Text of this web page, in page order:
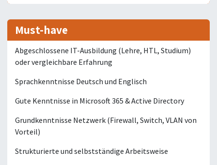
Must-have
Abgeschlossene IT-Ausbildung (Lehre, HTL, Studium)
oder vergleichbare Erfahrung
Sprachkenntnisse Deutsch und Englisch
Gute Kenntnisse in Microsoft 365 & Active Directory
Grundkenntnisse Netzwerk (Firewall, Switch, VLAN von
Vorteil)
Strukturierte und selbstständige Arbeitsweise